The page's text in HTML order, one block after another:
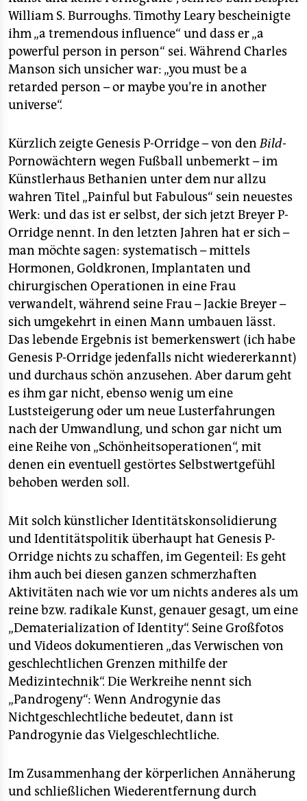
William S. Burroughs. Timothy Leary bescheinigte
ihm „a tremendous influence“ und dass er „a
powerful person in person“ sei. Während Charles
Manson sich unsicher war: „you must be a
retarded person – or maybe you’re in another
universe“.
Kürzlich zeigte Genesis P-Orridge – von denBild-
Pornowächtern wegen Fußball unbemerkt – im
Künstlerhaus Bethanien unter dem nur allzu
wahren Titel „Painful but Fabulous“ sein neuestes
Werk: und das ist er selbst, der sich jetzt Breyer P-
Orridge nennt. In den letzten Jahren hat er sich –
man möchte sagen: systematisch – mittels
Hormonen, Goldkronen, Implantaten und
chirurgischen Operationen in eine Frau
verwandelt, während seine Frau – Jackie Breyer –
sich umgekehrt in einen Mann umbauen lässt.
Das lebende Ergebnis ist bemerkenswert (ich habe
Genesis P-Orridge jedenfalls nicht wiedererkannt)
und durchaus schön anzusehen. Aber darum geht
es ihm gar nicht, ebenso wenig um eine
Luststeigerung oder um neue Lusterfahrungen
nach der Umwandlung, und schon gar nicht um
eine Reihe von „Schönheitsoperationen“, mit
denen ein eventuell gestörtes Selbstwertgefühl
behoben werden soll.
Mit solch künstlicher Identitätskonsolidierung
und Identitätspolitik überhaupt hat Genesis P-
Orridge nichts zu schaffen, im Gegenteil: Es geht
ihm auch bei diesen ganzen schmerzhaften
Aktivitäten nach wie vor um nichts anderes als um
reine bzw. radikale Kunst, genauer gesagt, um eine
„Dematerialization of Identity“. Seine Großfotos
und Videos dokumentieren „das Verwischen von
geschlechtlichen Grenzen mithilfe der
Medizintechnik“. Die Werkreihe nennt sich
„Pandrogeny“: Wenn Androgynie das
Nichtgeschlechtliche bedeutet, dann ist
Pandrogynie das Vielgeschlechtliche.
Im Zusammenhang der körperlichen Annäherung
und schließlichen Wiederentfernung durch